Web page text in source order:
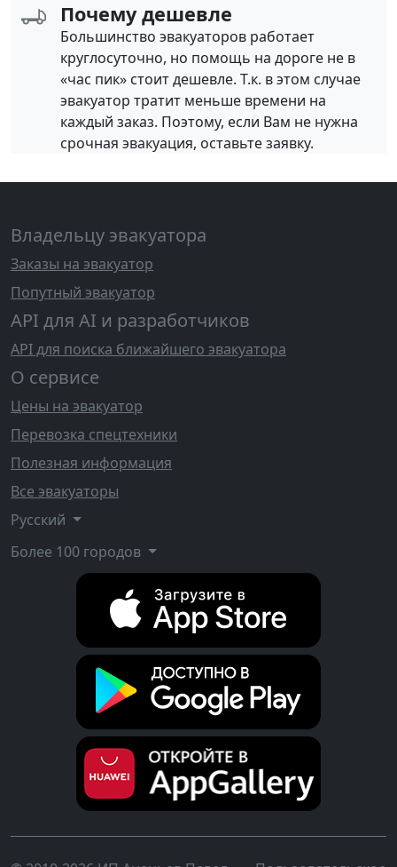
Почему дешевле
Большинство эвакуаторов работает
круглосуточно, но помощь на дороге не в
«час пик» стоит дешевле. Т.к. в этом случае
эвакуатор тратит меньше времени на
каждый заказ. Поэтому, если Вам не нужна
срочная эвакуация, оставьте заявку.
Владельцу эвакуатора
Заказы на эвакуатор
Попутный эвакуатор
API для AI и разработчиков
API для поиска ближайшего эвакуатора
О сервисе
Цены на эвакуатор
Перевозка спецтехники
Полезная информация
Все эвакуаторы
Русский
Более 100 городов